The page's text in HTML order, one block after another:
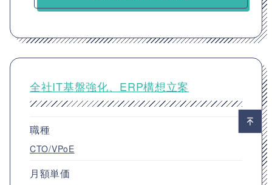
全社IT基盤強化、ERP構想立案
職種
CTO/VPoE
月額単価